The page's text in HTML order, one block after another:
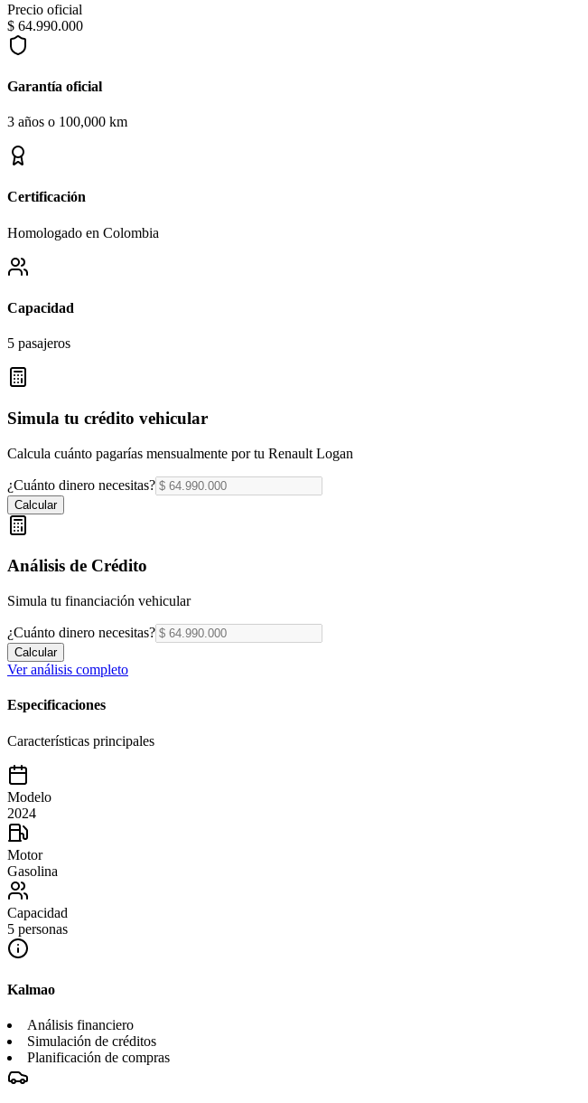
Precio oficial
$ 64.990.000
Garantía oficial
3 años o 100,000 km
Certificación
Homologado en Colombia
Capacidad
5 pasajeros
Simula tu crédito vehicular
Calcula cuánto pagarías mensualmente por tu Renault Logan
¿Cuánto dinero necesitas?
Calcular
Análisis de Crédito
Simula tu financiación vehicular
¿Cuánto dinero necesitas?
Calcular
Ver análisis completo
Especificaciones
Características principales
Modelo
2024
Motor
Gasolina
Capacidad
5 personas
Kalmao
Análisis financiero
Simulación de créditos
Planificación de compras